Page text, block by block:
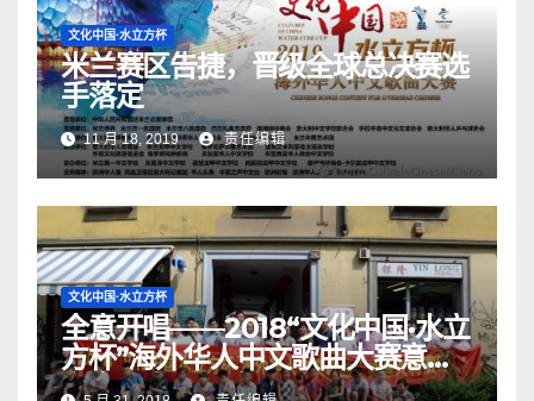
文化中国·水立方杯
米兰赛区告捷，晋级全球总决赛选
手落定
11 月 18, 2019 责任编辑
文化中国·水立方杯
全意开唱——2018“文化中国·水立
方杯”海外华人中文歌曲大赛意大
利赛区启动仪式